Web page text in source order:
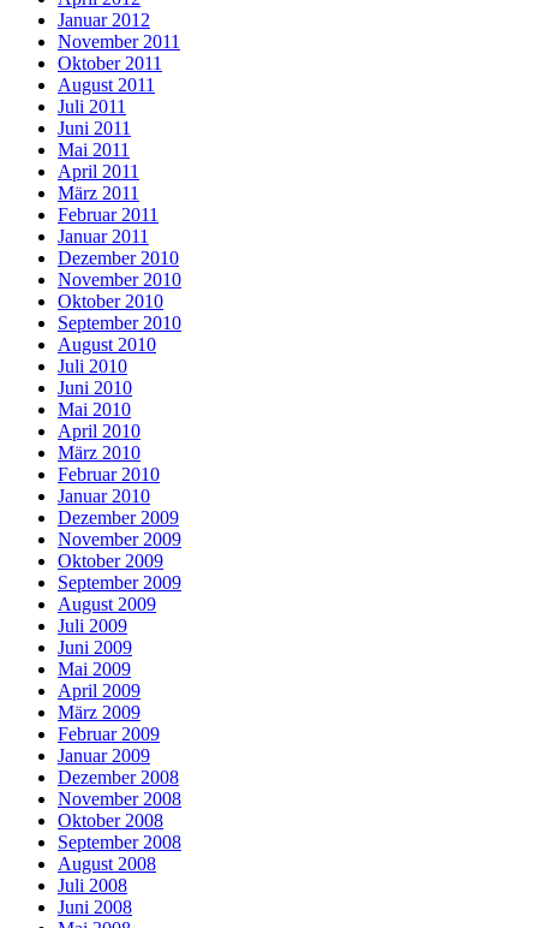
Januar 2012
November 2011
Oktober 2011
August 2011
Juli 2011
Juni 2011
Mai 2011
April 2011
März 2011
Februar 2011
Januar 2011
Dezember 2010
November 2010
Oktober 2010
September 2010
August 2010
Juli 2010
Juni 2010
Mai 2010
April 2010
März 2010
Februar 2010
Januar 2010
Dezember 2009
November 2009
Oktober 2009
September 2009
August 2009
Juli 2009
Juni 2009
Mai 2009
April 2009
März 2009
Februar 2009
Januar 2009
Dezember 2008
November 2008
Oktober 2008
September 2008
August 2008
Juli 2008
Juni 2008